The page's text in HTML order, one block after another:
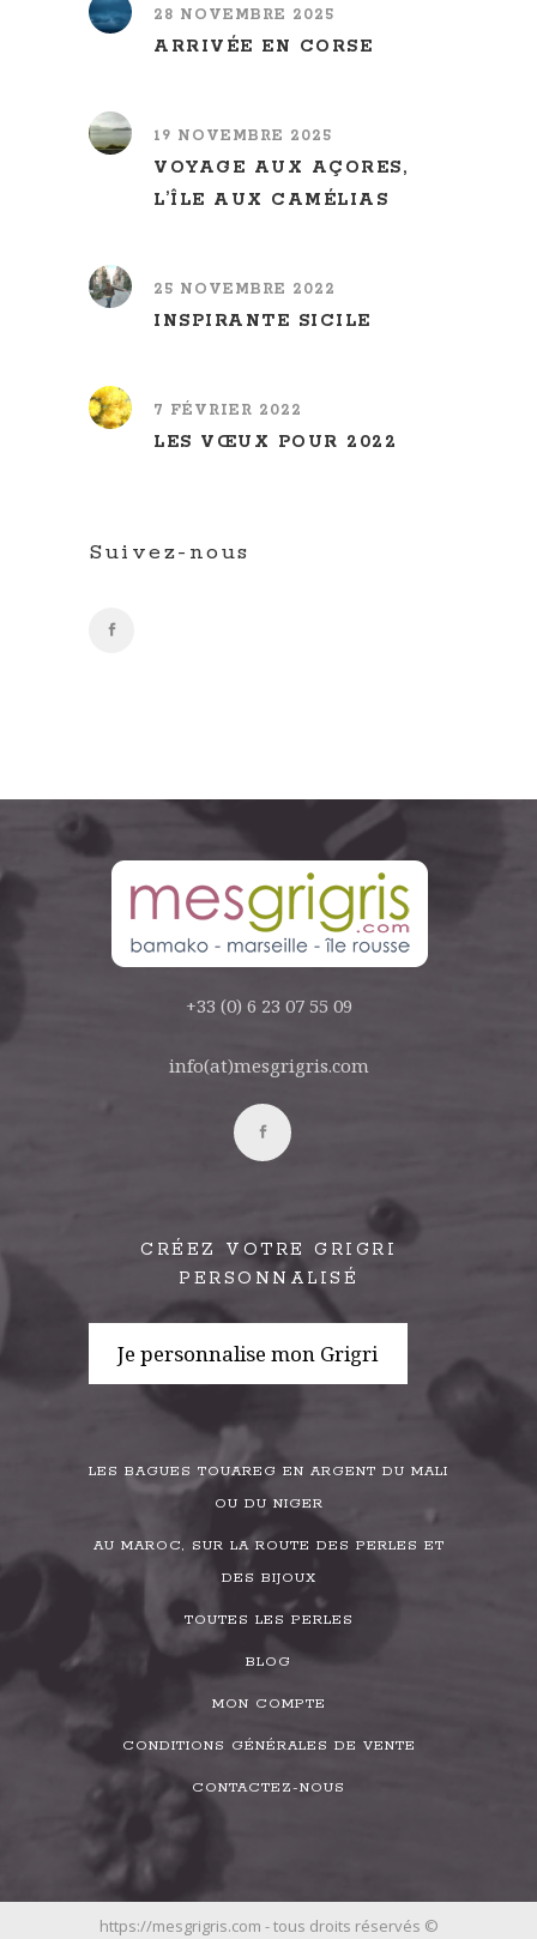
28 NOVEMBRE 2025
ARRIVÉE EN CORSE
19 NOVEMBRE 2025
VOYAGE AUX AÇORES,
L’ÎLE AUX CAMÉLIAS
25 NOVEMBRE 2022
INSPIRANTE SICILE
7 FÉVRIER 2022
LES VŒUX POUR 2022
Suivez-nous
+33 (0) 6 23 07 55 09
info(at)mesgrigris.com
CRÉEZ VOTRE GRIGRI
PERSONNALISÉ
Je personnalise mon Grigri
LES BAGUES TOUAREG EN ARGENT DU MALI
OU DU NIGER
AU MAROC, SUR LA ROUTE DES PERLES ET
DES BIJOUX
TOUTES LES PERLES
BLOG
MON COMPTE
CONDITIONS GÉNÉRALES DE VENTE
CONTACTEZ-NOUS
https://mesgrigris.com - tous droits réservés ©